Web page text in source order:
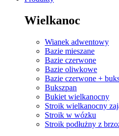
Wielkanoc
Wianek adwentowy
Bazie mieszane
Bazie czerwone
Bazie oliwkowe
Bazie czerwone +
Bukszpan
Bukiet wielkanocny
Stroik wielkanocny
Stroik w wózku
Stroik podłużny z